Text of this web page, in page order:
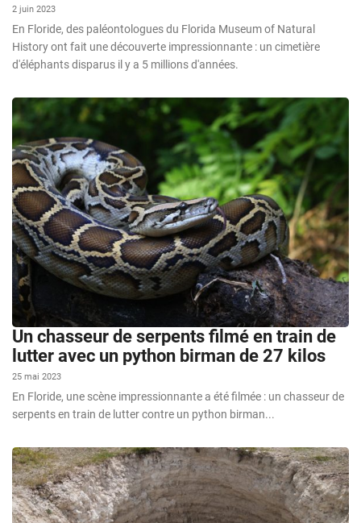
2 juin 2023
En Floride, des paléontologues du Florida Museum of Natural
History ont fait une découverte impressionnante : un cimetière
d'éléphants disparus il y a 5 millions d'années.
Un chasseur de serpents filmé en train de
lutter avec un python birman de 27 kilos
25 mai 2023
En Floride, une scène impressionnante a été filmée : un chasseur de
serpents en train de lutter contre un python birman...